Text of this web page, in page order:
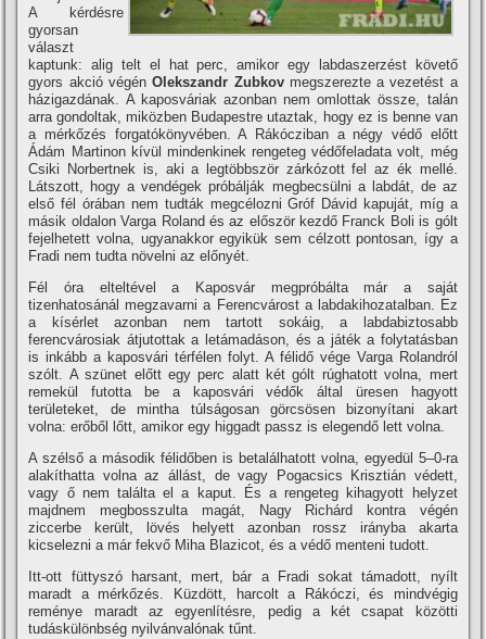
A kérdésre
gyorsan
választ
kaptunk: alig telt el hat perc, amikor egy labdaszerzést követő
gyors akció végénOlekszandr Zubkov megszerezte a vezetést a
házigazdának. A kaposváriak azonban nem omlottak össze, talán
arra gondoltak, miközben Budapestre utaztak, hogy ez is benne van
a mérkőzés forgatókönyvében. A Rákócziban a négy védő előtt
Ádám Martinon kí­vül mindenkinek rengeteg védőfeladata volt, még
Csiki Norbertnek is, aki a legtöbbször zárkózott fel az ék mellé.
Látszott, hogy a vendégek próbálják megbecsülni a labdát, de az
első fél órában nem tudták megcélozni Gróf Dávid kapuját, mí­g a
másik oldalon Varga Roland és az először kezdő Franck Boli is gólt
fejelhetett volna, ugyanakkor egyikük sem célzott pontosan, í­gy a
Fradi nem tudta növelni az előnyét.
Fél óra elteltével a Kaposvár megpróbálta már a saját
tizenhatosánál megzavarni a Ferencvárost a labdakihozatalban. Ez
a kí­sérlet azonban nem tartott sokáig, a labdabiztosabb
ferencvárosiak átjutottak a letámadáson, és a játék a folytatásban
is inkább a kaposvári térfélen folyt. A félidő vége Varga Rolandról
szólt. A szünet előtt egy perc alatt két gólt rúghatott volna, mert
remekül futotta be a kaposvári védők által üresen hagyott
területeket, de mintha túlságosan görcsösen bizonyí­tani akart
volna: erőből lőtt, amikor egy higgadt passz is elegendő lett volna.
A szélső a második félidőben is betalálhatott volna, egyedül 5–0-ra
alakí­thatta volna az állást, de vagy Pogacsics Krisztián védett,
vagy ő nem találta el a kaput. És a rengeteg kihagyott helyzet
majdnem megbosszulta magát, Nagy Richárd kontra végén
ziccerbe került, lövés helyett azonban rossz irányba akarta
kicselezni a már fekvő Miha Blazicot, és a védő menteni tudott.
Itt-ott füttyszó harsant, mert, bár a Fradi sokat támadott, nyí­lt
maradt a mérkőzés. Küzdött, harcolt a Rákóczi, és mindvégig
reménye maradt az egyenlí­tésre, pedig a két csapat közötti
tudáskülönbség nyilvánvalónak tűnt.